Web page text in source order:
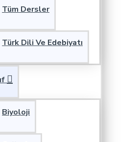
Tüm Dersler
Türk Dili Ve Edebiyatı
Biyoloji